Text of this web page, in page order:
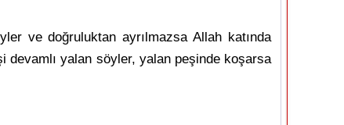
ve doğruluktan ayrılmazsa Allah katında
devamlı yalan söyler, yalan peşinde koşarsa